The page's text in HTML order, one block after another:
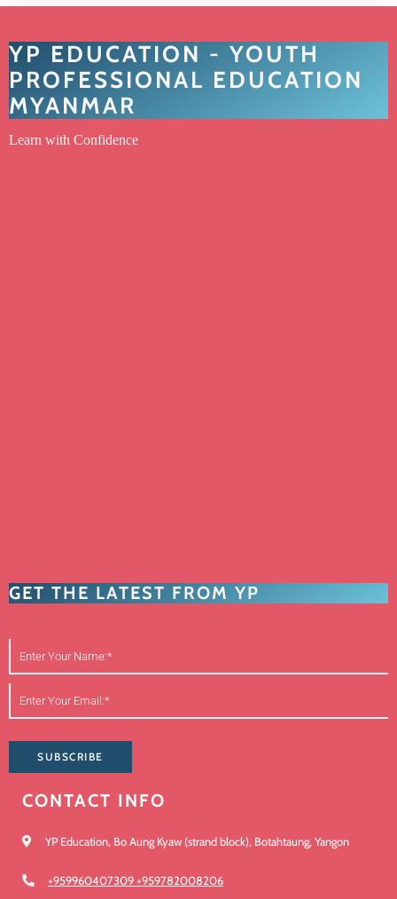
YP EDUCATION - YOUTH
PROFESSIONAL EDUCATION
MYANMAR
Learn with Confidence
GET THE LATEST FROM YP
SUBSCRIBE
CONTACT INFO
YP Education, Bo Aung Kyaw (strand block), Botahtaung, Yangon
+959960407309 +959782008206